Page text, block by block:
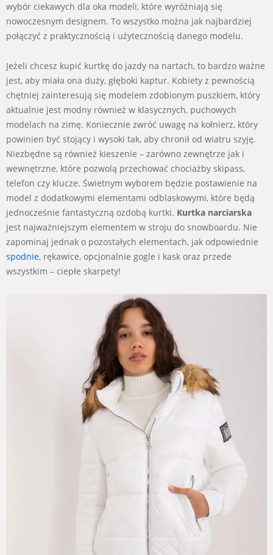
wybór ciekawych dla oka modeli, które wyróżniają się
nowoczesnym designem. To wszystko można jak najbardziej
połączyć z praktycznością i użytecznością danego modelu.
Jeżeli chcesz kupić kurtkę do jazdy na nartach, to bardzo ważne
jest, aby miała ona duży, głęboki kaptur. Kobiety z pewnością
chętniej zainteresują się modelem zdobionym puszkiem, który
aktualnie jest modny również w klasycznych, puchowych
modelach na zimę. Koniecznie zwróć uwagę na kołnierz, który
powinien być stojący i wysoki tak, aby chronił od wiatru szyję.
Niezbędne są również kieszenie – zarówno zewnętrze jak i
wewnętrzne, które pozwolą przechować chociażby skipass,
telefon czy klucze. Świetnym wyborem będzie postawienie na
model z dodatkowymi elementami odblaskowymi, które będą
jednocześnie fantastyczną ozdobą kurtki. Kurtka narciarska
jest najważniejszym elementem w stroju do snowboardu. Nie
zapominaj jednak o pozostałych elementach, jak odpowiednie
spodnie, rękawice, opcjonalnie gogle i kask oraz przede
wszystkim – ciepłe skarpety!